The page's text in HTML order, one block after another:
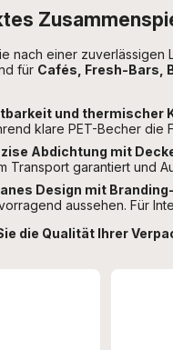
nach einer
für Cafés, Fresh-Bars,
und thermischer
klare PET-Becher die
Abdichtung mit
Transport garantiert und
Design mit
aussehen. Für
die Qualität Ihrer